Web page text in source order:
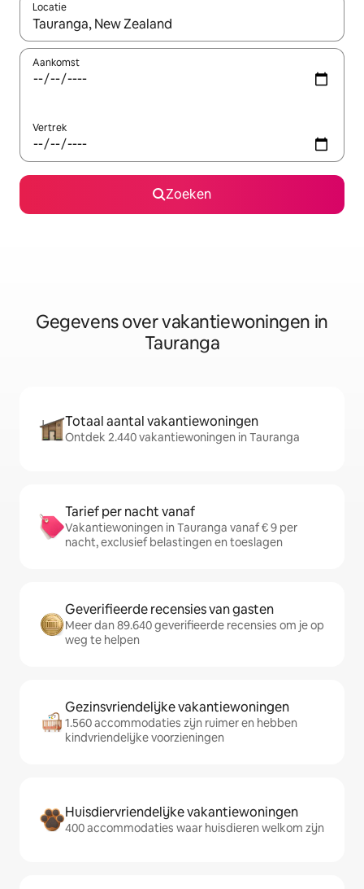
Locatie
Wanneer er resultaten beschikbaar zijn, maak je een keuze
Aankomst
Vertrek
Zoeken
Gegevens over vakantiewoningen in
Tauranga
Totaal aantal vakantiewoningen
Ontdek 2.440 vakantiewoningen in Tauranga
Tarief per nacht vanaf
Vakantiewoningen in Tauranga vanaf € 9 per
nacht, exclusief belastingen en toeslagen
Geverifieerde recensies van gasten
Meer dan 89.640 geverifieerde recensies om je op
weg te helpen
Gezinsvriendelijke vakantiewoningen
1.560 accommodaties zijn ruimer en hebben
kindvriendelijke voorzieningen
Huisdiervriendelijke vakantiewoningen
400 accommodaties waar huisdieren welkom zijn